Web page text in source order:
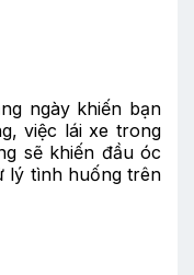
ngày khiến bạn
việc lái xe trong
sẽ khiến đầu óc
lý tình huống trên